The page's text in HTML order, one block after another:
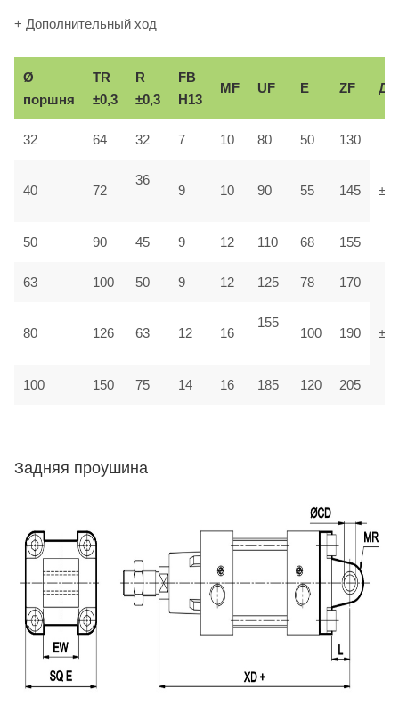
+ Дополнительный ход
Ø
поршня
TR
±0,3
R
±0,3
FB
H13
MF UF E ZF
32 64 32 7 10 80 50 130
40 72
36
9 10 90 55 145
50 90 45 9 12 110 68 155
63 100 50 9 12 125 78 170
80 126 63 12 16
155
100 190
100 150 75 14 16 185 120 205
Задняя проушина